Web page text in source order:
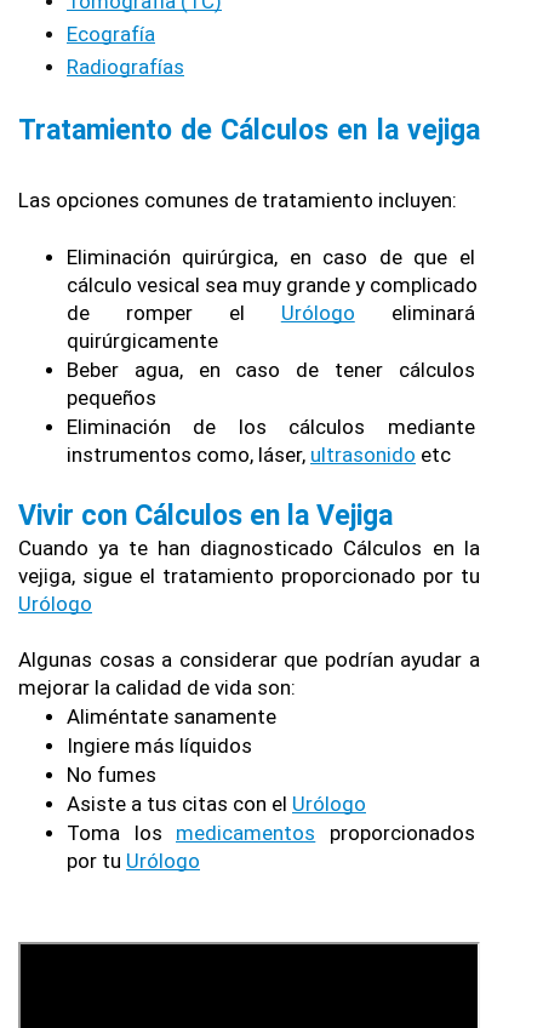
Ecografía
Radiografías
Tratamiento de Cálculos en la vejiga
Las opciones comunes de tratamiento incluyen:
Eliminación quirúrgica, en caso de que el
cálculo vesical sea muy grande y complicado
de romper el Urólogo eliminará
quirúrgicamente
Beber agua, en caso de tener cálculos
pequeños
Eliminación de los cálculos mediante
instrumentos como, láser, ultrasonido etc
Vivir con Cálculos en la Vejiga
Cuando ya te han diagnosticado Cálculos en la
Urólogo
Algunas cosas a considerar que podrían ayudar a
mejorar la calidad de vida son:
Aliméntate sanamente
Ingiere más líquidos
No fumes
Asiste a tus citas con el Urólogo
Toma los medicamentos proporcionados
por tu Urólogo